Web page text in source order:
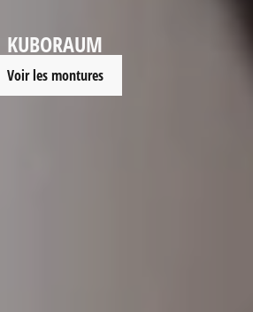
KUBORAUM
Voir les montures